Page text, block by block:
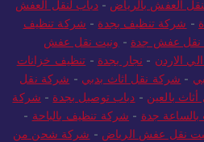
العفش بالرياض -دباب لنقل العفش
- شركة تنظيف بجدة - شركة تنظيف
نقل عفش جدة - ونيت نقل عفش
الاردن - نجار بجدة - تنظيف خزانات
- شركة نقل اثاث بدبي - شركة نقل
بالعين - دباب توصيل بجدة - شركة
جدة - شركة تنظيف بالباحة -
نقل عفش الرياض - شركة شحن من